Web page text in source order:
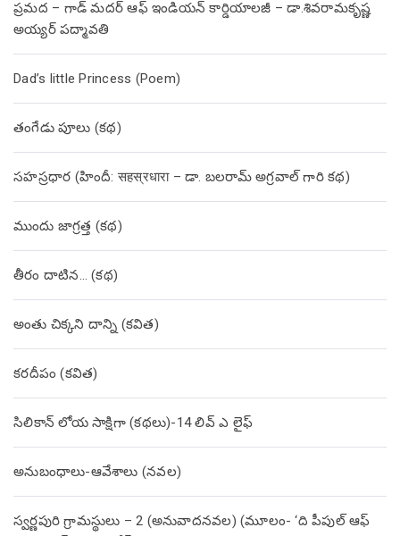
ప్రమద – గాడ్ మదర్ ఆఫ్ ఇండియన్ కార్డియాలజీ – డా.శివరామకృష్ణ
అయ్యర్ పద్మావతి
Dad’s little Princess (Poem)
తంగేడు పూలు (క‌థ‌)
సహస్రధార (హిందీ: सहस्रधारा – డా. బలరామ్ అగ్రవాల్ గారి కథ)
ముందు జాగ్రత్త (క‌థ‌)
తీరం దాటిన… (క‌థ‌)
అంతు చిక్కని దాన్ని (కవిత)
కరదీపం (కవిత)
సిలికాన్ లోయ సాక్షిగా (కథలు)-14 లివ్ ఎ లైఫ్
అనుబంధాలు-ఆవేశాలు (నవల)
స్వర్ణపురి గ్రామస్థులు – 2 (అనువాదనవల) (మూలం- ‘ది పీపుల్ ఆఫ్